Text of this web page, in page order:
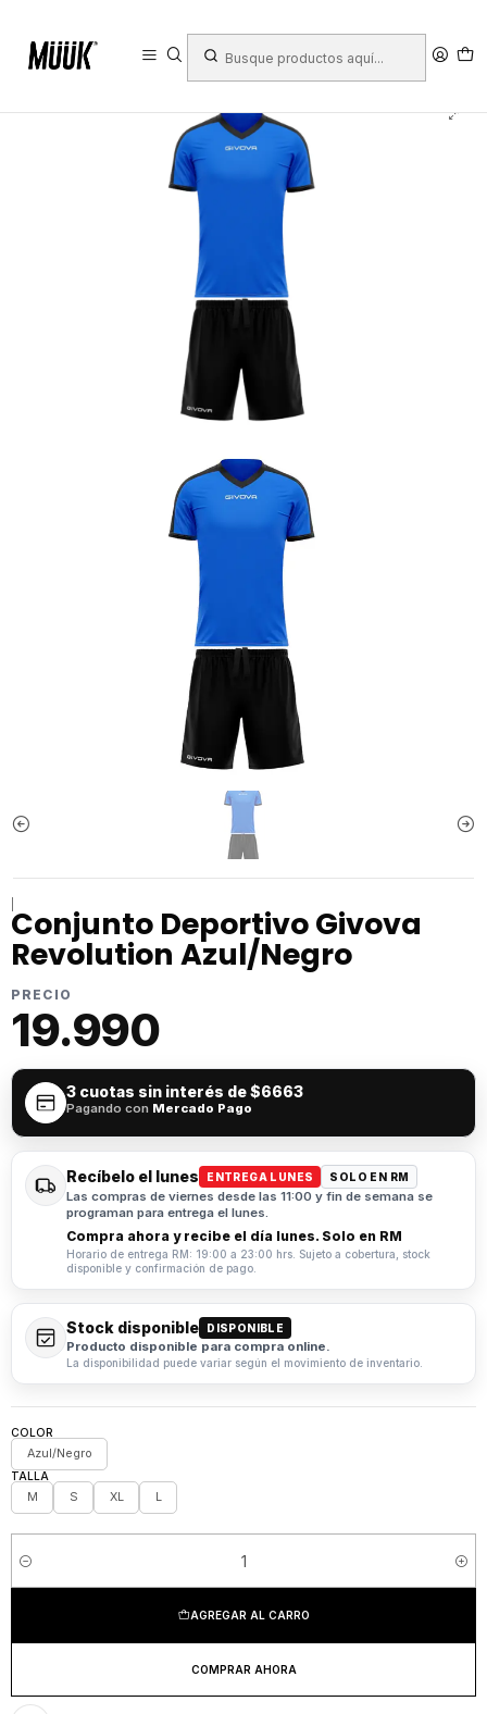
Conjunto Deportivo Givova
Revolution Azul/Negro
PRECIO
19.990
3 cuotas sin interés de$6663
Pagando con Mercado Pago
Recíbelo el lunes ENTREGA LUNES SOLO EN RM
Las compras de viernes desde las 11:00 y fin de semana se
programan para entrega el lunes.
Compra ahora y recibe el día lunes. Solo en RM
Horario de entrega RM: 19:00 a 23:00 hrs. Sujeto a cobertura, stock
disponible y confirmación de pago.
Stock disponible DISPONIBLE
Producto disponible para compra online.
La disponibilidad puede variar según el movimiento de inventario.
COLOR
Azul/Negro
TALLA
M S XL L
Cantidad
AGREGAR AL CARRO
COMPRAR AHORA